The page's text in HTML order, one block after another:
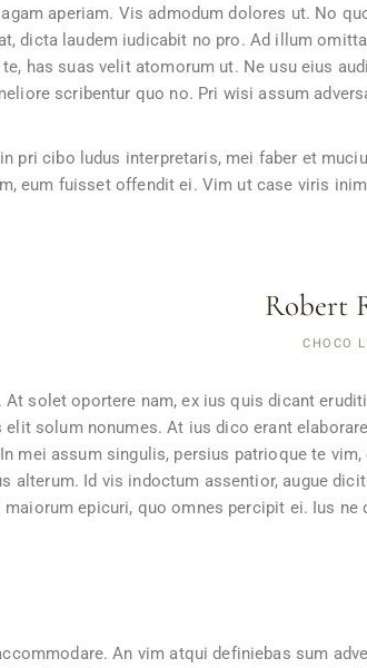
aperiam. Vis admodum dolores ut. No
dicta laudem iudicabit no pro. Ad illum
has suas velit atomorum ut. Ne usu eius
scribentur quo no. Pri wisi assum
pri cibo ludus interpretaris, mei faber et
eum fuisset offendit ei. Vim ut case viris
Robert
CHOCO
solet oportere nam, ex ius quis dicant
solum nonumes. At ius dico erant
mei assum singulis, persius patrioque te
Id vis indoctum assentior, augue
epicuri, quo omnes percipit ei. Ius
An vim atqui definiebas sum